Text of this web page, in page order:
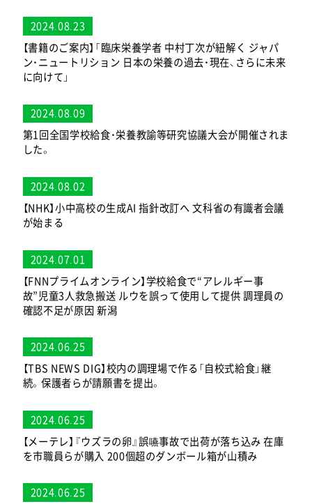
2024.08.23
【書籍のご案内】「臨床栄養学者 中村丁次が紐解く ジャパ
ン・ニュートリション 日本の栄養の過去・現在、さらに未来
に向けて」
2024.08.09
第1回全国学校給食・栄養教諭等研究協議大会が開催されま
した。
2024.08.02
【NHK】小中高校の生成AI 指針改訂へ 文科省の有識者会議
が始まる
2024.07.01
【FNNプライムオンライン】学校給食で“アレルギー事
故”児童3人救急搬送 ルウを誤って使用して提供 調理員の
確認不足が原因 新潟
2024.06.25
【TBS NEWS DIG】校内の調理場で作る「自校式給食」継
続。保護者らが請願書を提出。
2024.06.25
【メーテレ】『ウズラの卵』誤嚥事故で出荷が落ち込み 在庫
を市職員らが購入 200個超のダンボール箱が山積み
2024.06.25